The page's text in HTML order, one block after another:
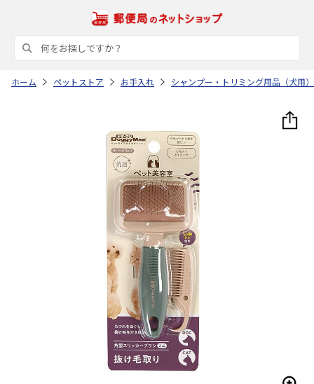
ホーム ペットストア お手入れ シャンプー・トリミング用品（犬用）